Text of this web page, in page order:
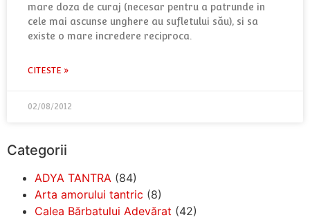
mare doza de curaj (necesar pentru a patrunde in
cele mai ascunse unghere au sufletului său), si sa
existe o mare incredere reciproca.
CITESTE »
02/08/2012
Categorii
ADYA TANTRA (84)
Arta amorului tantric (8)
Calea Bărbatului Adevărat (42)